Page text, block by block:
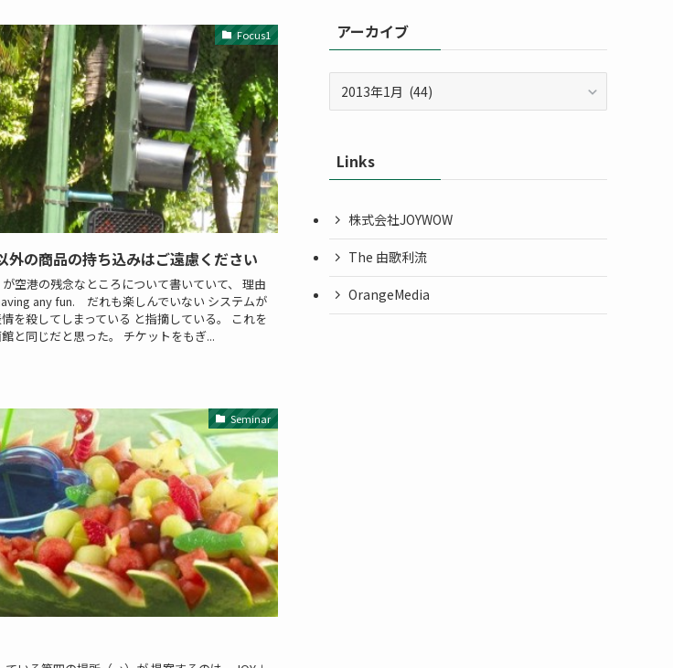
Focus1
外の商品の持ち込みはご遠慮ください
空港の残念なところについて書いていて、 理由
any fun. だれも楽しんでいない システムが
を殺してしまっている と指摘している。 これを
と同じだと思った。 チケットをもぎ...
Seminar
アーカイブ
ブLinks
株式会社JOYWOW
The 由歌利流
OrangeMedia